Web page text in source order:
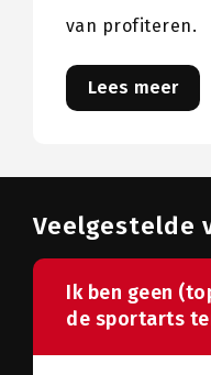
van profiteren.
Lees meer
Veelgestelde
Ik ben geen
de sportarts